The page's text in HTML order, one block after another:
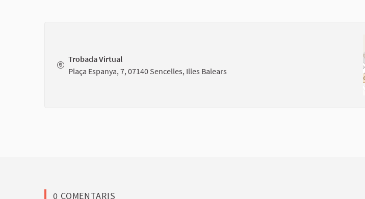
Trobada Virtual
Plaça Espanya, 7, 07140 Sencelles, Illes Balears
0 COMENTARIS